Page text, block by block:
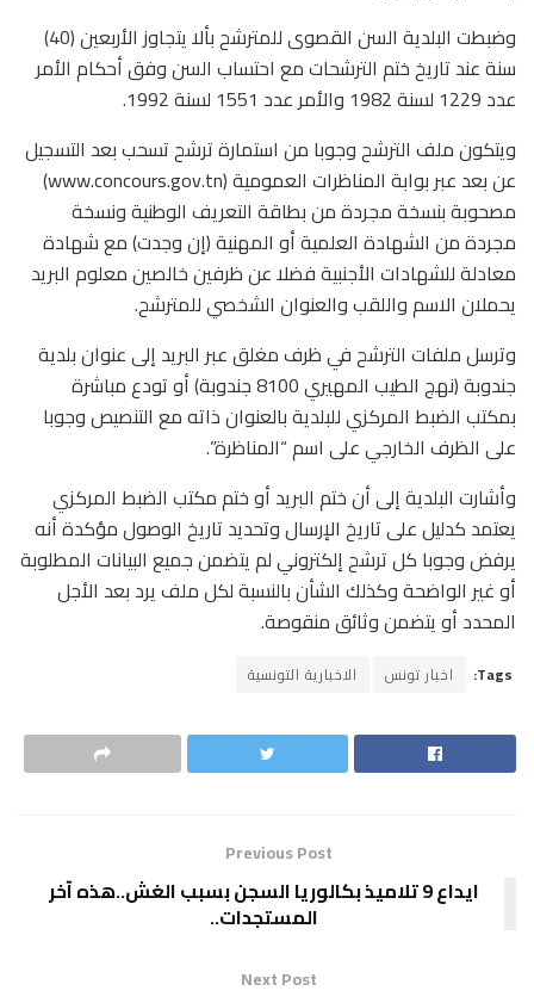
وضبطت البلدية السن القصوى للمترشح بألا يتجاوز الأربعين (40)
سنة عند تاريخ ختم الترشحات مع احتساب السن وفق أحكام الأمر
عدد 1229 لسنة 1982 والأمر عدد 1551 لسنة 1992.
ويتكون ملف الترشح وجوبا من استمارة ترشح تسحب بعد التسجيل
عن بعد عبر بوابة المناظرات العمومية (www.concours.gov.tn)
مصحوبة بنسخة مجردة من بطاقة التعريف الوطنية ونسخة
مجردة من الشهادة العلمية أو المهنية (إن وجدت) مع شهادة
معادلة للشهادات الأجنبية فضلا عن ظرفين خالصين معلوم البريد
يحملان الاسم واللقب والعنوان الشخصي للمترشح.
وترسل ملفات الترشح في ظرف مغلق عبر البريد إلى عنوان بلدية
جندوبة (نهج الطيب المهيري 8100 جندوبة) أو تودع مباشرة
بمكتب الضبط المركزي للبلدية بالعنوان ذاته مع التنصيص وجوبا
على الظرف الخارجي على اسم “المناظرة”.
وأشارت البلدية إلى أن ختم البريد أو ختم مكتب الضبط المركزي
يعتمد كدليل على تاريخ الإرسال وتحديد تاريخ الوصول مؤكدة أنه
يرفض وجوبا كل ترشح إلكتروني لم يتضمن جميع البيانات المطلوبة
أو غير الواضحة وكذلك الشأن بالنسبة لكل ملف يرد بعد الأجل
المحدد أو يتضمن وثائق منقوصة.
Tags: اخبار تونس الاخبارية التونسية
Previous Post
ايداع 9 تلاميذ بكالوريا السجن بسبب الغش..هذه آخر
المستجدات..
Next Post